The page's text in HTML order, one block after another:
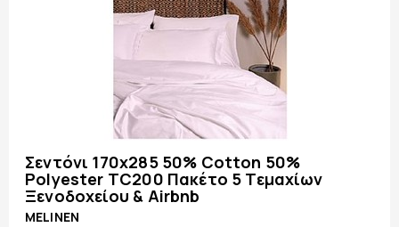
Σεντόνι 170x285 50% Cotton 50%
Polyester TC200 Πακέτο 5 Τεμαχίων
Ξενοδοχείου & Airbnb
MELINEN